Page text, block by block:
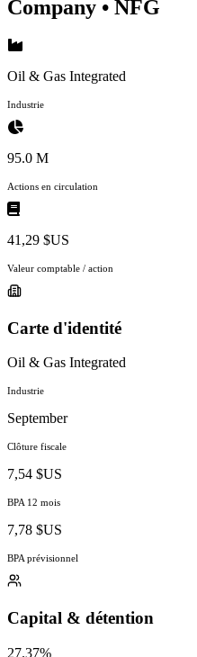
Company • NFG
Oil & Gas Integrated
Industrie
95.0 M
Actions en circulation
41,29 $US
Valeur comptable / action
Carte d'identité
Oil & Gas Integrated
Industrie
September
Clôture fiscale
7,54 $US
BPA 12 mois
7,78 $US
BPA prévisionnel
Capital & détention
27.37%